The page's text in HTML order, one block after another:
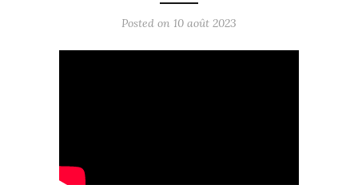
Posted on 10 août 2023